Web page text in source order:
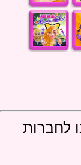
לחברות